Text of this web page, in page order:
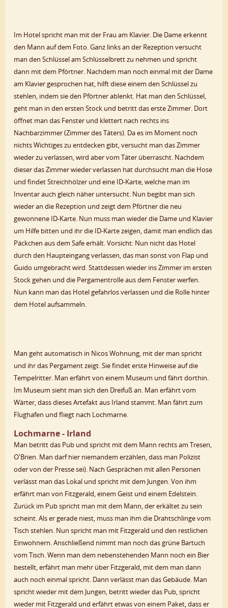
Im Hotel spricht man mit der Frau am Klavier. Die Dame erkennt
den Mann auf dem Foto. Ganz links an der Rezeption versucht
man den Schlüssel am Schlüsselbrett zu nehmen und spricht
dann mit dem Pförtner. Nachdem man noch einmal mit der Dame
am Klavier gesprochen hat, hilft diese einem den Schlüssel zu
stehlen, indem sie den Pförtner ablenkt. Hat man den Schlüssel,
geht man in den ersten Stock und betritt das erste Zimmer. Dort
öffnet man das Fenster und klettert nach rechts ins
Nachbarzimmer (Zimmer des Täters). Da es im Moment noch
nichts Wichtiges zu entdecken gibt, versucht man das Zimmer
wieder zu verlassen, wird aber vom Täter überrascht. Nachdem
dieser das Zimmer wieder verlassen hat durchsucht man die Hose
und findet Streichhölzer und eine ID-Karte, welche man im
Inventar auch gleich näher untersucht. Nun begibt man sich
wieder an die Rezeption und zeigt dem Pförtner die neu
gewonnene ID-Karte. Nun muss man wieder die Dame und Klavier
um Hilfe bitten und ihr die ID-Karte zeigen, damit man endlich das
Päckchen aus dem Safe erhält. Vorsicht: Nun nicht das Hotel
durch den Haupteingang verlassen, das man sonst von Flap und
Guido umgebracht wird. Stattdessen wieder ins Zimmer im ersten
Stock gehen und die Pergamentrolle aus dem Fenster werfen.
Nun kann man das Hotel gefahrlos verlassen und die Rolle hinter
dem Hotel aufsammeln.
Man geht automatisch in Nicos Wohnung, mit der man spricht
und ihr das Pergament zeigt. Sie findet erste Hinweise auf die
Tempelritter. Man erfährt von einem Museum und fährt dorthin.
Im Museum sieht man sich den Dreifuß an. Man erfährt vom
Wärter, dass dieses Artefakt aus Irland stammt. Man fährt zum
Flughafen und fliegt nach Lochmarne.
Lochmarne - Irland
Man betritt das Pub und spricht mit dem Mann rechts am Tresen,
O'Brien. Man darf hier niemandem erzählen, dass man Polizist
oder von der Presse sei). Nach Gesprächen mit allen Personen
verlässt man das Lokal und spricht mit dem Jungen. Von ihm
erfährt man von Fitzgerald, einem Geist und einem Edelstein.
Zurück im Pub spricht man mit dem Mann, der erkältet zu sein
scheint. Als er gerade niest, muss man ihm die Drahtschlinge vom
Tisch stehlen. Nun spricht man mit Fitzgerald und den restlichen
Einwohnern. Anschließend nimmt man noch das grüne Bartuch
vom Tisch. Wenn man dem nebenstehenden Mann noch ein Bier
bestellt, erfährt man mehr über Fitzgerald, mit dem man dann
auch noch einmal spricht. Dann verlässt man das Gebäude. Man
spricht wieder mit dem Jungen, betritt wieder das Pub, spricht
wieder mit Fitzgerald und erfährt etwas von einem Paket, dass er